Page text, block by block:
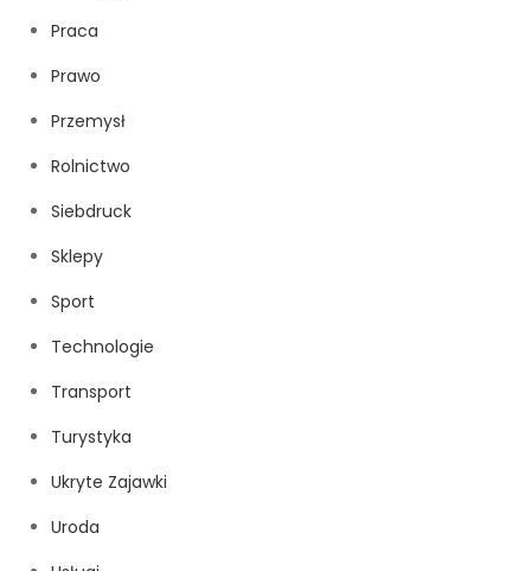
Praca
Prawo
Przemysł
Rolnictwo
Siebdruck
Sklepy
Sport
Technologie
Transport
Turystyka
Ukryte Zajawki
Uroda